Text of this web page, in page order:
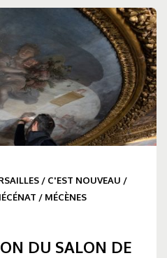
/ C'EST NOUVEAU /
/ MÉCÈNES
DU SALON DE